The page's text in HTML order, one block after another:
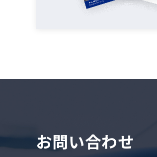
お問い合わせ